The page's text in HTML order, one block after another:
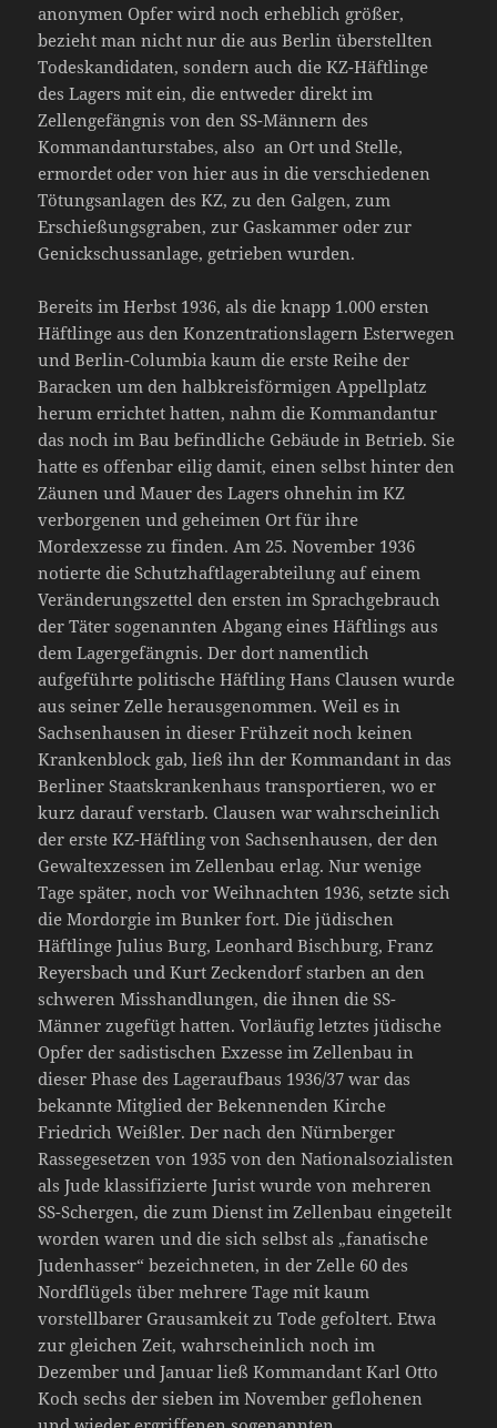
anonymen Opfer wird noch erheblich größer,
bezieht man nicht nur die aus Berlin überstellten
Todeskandidaten, sondern auch die KZ-Häftlinge
des Lagers mit ein, die entweder direkt im
Zellengefängnis von den SS-Männern des
Kommandanturstabes, also an Ort und Stelle,
ermordet oder von hier aus in die verschiedenen
Tötungsanlagen des KZ, zu den Galgen, zum
Erschießungsgraben, zur Gaskammer oder zur
Genickschussanlage, getrieben wurden.
Bereits im Herbst 1936, als die knapp 1.000 ersten
Häftlinge aus den Konzentrationslagern Esterwegen
und Berlin-Columbia kaum die erste Reihe der
Baracken um den halbkreisförmigen Appellplatz
herum errichtet hatten, nahm die Kommandantur
das noch im Bau befindliche Gebäude in Betrieb. Sie
hatte es offenbar eilig damit, einen selbst hinter den
Zäunen und Mauer des Lagers ohnehin im KZ
verborgenen und geheimen Ort für ihre
Mordexzesse zu finden. Am 25. November 1936
notierte die Schutzhaftlagerabteilung auf einem
Veränderungszettel den ersten im Sprachgebrauch
der Täter sogenannten Abgang eines Häftlings aus
dem Lagergefängnis. Der dort namentlich
aufgeführte politische Häftling Hans Clausen wurde
aus seiner Zelle herausgenommen. Weil es in
Sachsenhausen in dieser Frühzeit noch keinen
Krankenblock gab, ließ ihn der Kommandant in das
Berliner Staatskrankenhaus transportieren, wo er
kurz darauf verstarb. Clausen war wahrscheinlich
der erste KZ-Häftling von Sachsenhausen, der den
Gewaltexzessen im Zellenbau erlag. Nur wenige
Tage später, noch vor Weihnachten 1936, setzte sich
die Mordorgie im Bunker fort. Die jüdischen
Häftlinge Julius Burg, Leonhard Bischburg, Franz
Reyersbach und Kurt Zeckendorf starben an den
schweren Misshandlungen, die ihnen die SS-
Männer zugefügt hatten. Vorläufig letztes jüdische
Opfer der sadistischen Exzesse im Zellenbau in
dieser Phase des Lageraufbaus 1936/37 war das
bekannte Mitglied der Bekennenden Kirche
Friedrich Weißler. Der nach den Nürnberger
Rassegesetzen von 1935 von den Nationalsozialisten
als Jude klassifizierte Jurist wurde von mehreren
SS-Schergen, die zum Dienst im Zellenbau eingeteilt
worden waren und die sich selbst als „fanatische
Judenhasser“ bezeichneten, in der Zelle 60 des
Nordflügels über mehrere Tage mit kaum
vorstellbarer Grausamkeit zu Tode gefoltert. Etwa
zur gleichen Zeit, wahrscheinlich noch im
Dezember und Januar ließ Kommandant Karl Otto
Koch sechs der sieben im November geflohenen